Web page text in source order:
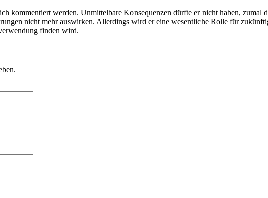
kommentiert werden. Unmittelbare Konsequenzen dürfte er nicht haben,
nicht mehr auswirken. Allerdings wird er eine wesentliche Rolle für
finden wird.